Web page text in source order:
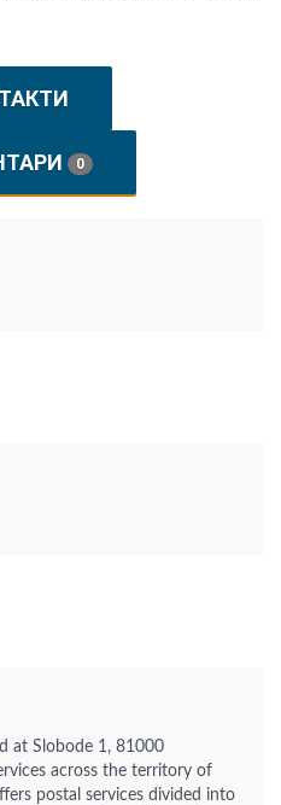
0
at Slobode 1, 81000
across the territory of
postal services divided into